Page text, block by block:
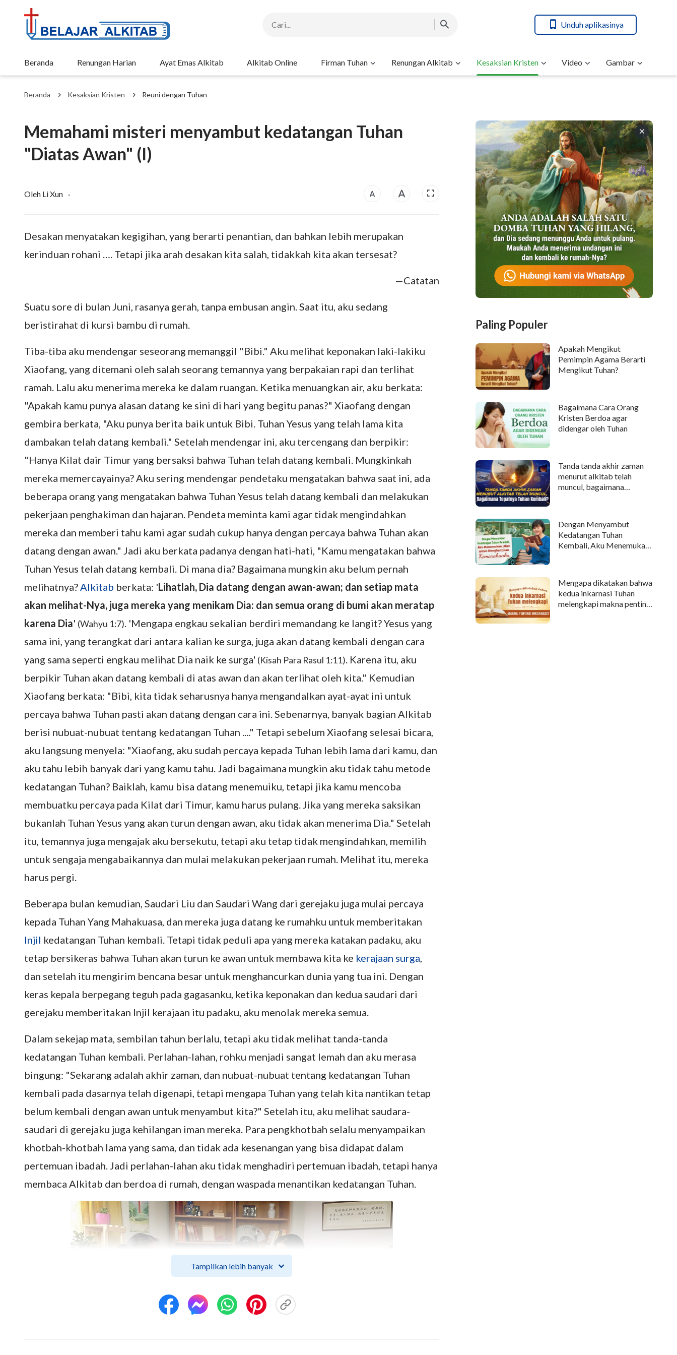
Unduh aplikasinya
Beranda Renungan Harian Ayat Emas Alkitab Alkitab Online Firman Tuhan Renungan Alkitab Kesaksian Kristen Video Gambar
Beranda Kesaksian Kristen Reuni dengan Tuhan
Memahami misteri menyambut kedatangan Tuhan
"Diatas Awan" (I)
Oleh Li Xun ·
Desakan menyatakan kegigihan, yang berarti penantian, dan bahkan lebih merupakan
kerinduan rohani …. Tetapi jika arah desakan kita salah, tidakkah kita akan tersesat?
—Catatan
Suatu sore di bulan Juni, rasanya gerah, tanpa embusan angin. Saat itu, aku sedang
beristirahat di kursi bambu di rumah.
Tiba-tiba aku mendengar seseorang memanggil "Bibi." Aku melihat keponakan laki-lakiku
Xiaofang, yang ditemani oleh salah seorang temannya yang berpakaian rapi dan terlihat
ramah. Lalu aku menerima mereka ke dalam ruangan. Ketika menuangkan air, aku berkata:
"Apakah kamu punya alasan datang ke sini di hari yang begitu panas?" Xiaofang dengan
gembira berkata, "Aku punya berita baik untuk Bibi. Tuhan Yesus yang telah lama kita
dambakan telah datang kembali." Setelah mendengar ini, aku tercengang dan berpikir:
"Hanya Kilat dair Timur yang bersaksi bahwa Tuhan telah datang kembali. Mungkinkah
mereka memercayainya? Aku sering mendengar pendetaku mengatakan bahwa saat ini, ada
beberapa orang yang mengatakan bahwa Tuhan Yesus telah datang kembali dan melakukan
pekerjaan penghakiman dan hajaran. Pendeta meminta kami agar tidak mengindahkan
mereka dan memberi tahu kami agar sudah cukup hanya dengan percaya bahwa Tuhan akan
datang dengan awan." Jadi aku berkata padanya dengan hati-hati, "Kamu mengatakan bahwa
Tuhan Yesus telah datang kembali. Di mana dia? Bagaimana mungkin aku belum pernah
melihatnya?Alkitab berkata: 'Lihatlah, Dia datang dengan awan-awan; dan setiap mata
akan melihat-Nya, juga mereka yang menikam Dia: dan semua orang di bumi akan meratap
karena Dia' (Wahyu 1:7). 'Mengapa engkau sekalian berdiri memandang ke langit? Yesus yang
sama ini, yang terangkat dari antara kalian ke surga, juga akan datang kembali dengan cara
yang sama seperti engkau melihat Dia naik ke surga' (Kisah Para Rasul 1:11). Karena itu, aku
berpikir Tuhan akan datang kembali di atas awan dan akan terlihat oleh kita." Kemudian
Xiaofang berkata: "Bibi, kita tidak seharusnya hanya mengandalkan ayat-ayat ini untuk
percaya bahwa Tuhan pasti akan datang dengan cara ini. Sebenarnya, banyak bagian Alkitab
berisi nubuat-nubuat tentang kedatangan Tuhan ...." Tetapi sebelum Xiaofang selesai bicara,
aku langsung menyela: "Xiaofang, aku sudah percaya kepada Tuhan lebih lama dari kamu, dan
aku tahu lebih banyak dari yang kamu tahu. Jadi bagaimana mungkin aku tidak tahu metode
kedatangan Tuhan? Baiklah, kamu bisa datang menemuiku, tetapi jika kamu mencoba
membuatku percaya pada Kilat dari Timur, kamu harus pulang. Jika yang mereka saksikan
bukanlah Tuhan Yesus yang akan turun dengan awan, aku tidak akan menerima Dia." Setelah
itu, temannya juga mengajak aku bersekutu, tetapi aku tetap tidak mengindahkan, memilih
untuk sengaja mengabaikannya dan mulai melakukan pekerjaan rumah. Melihat itu, mereka
harus pergi.
Beberapa bulan kemudian, Saudari Liu dan Saudari Wang dari gerejaku juga mulai percaya
kepada Tuhan Yang Mahakuasa, dan mereka juga datang ke rumahku untuk memberitakan
Injil kedatangan Tuhan kembali. Tetapi tidak peduli apa yang mereka katakan padaku, aku
tetap bersikeras bahwa Tuhan akan turun ke awan untuk membawa kita ke kerajaan surga,
dan setelah itu mengirim bencana besar untuk menghancurkan dunia yang tua ini. Dengan
keras kepala berpegang teguh pada gagasanku, ketika keponakan dan kedua saudari dari
gerejaku memberitakan Injil kerajaan itu padaku, aku menolak mereka semua.
Dalam sekejap mata, sembilan tahun berlalu, tetapi aku tidak melihat tanda-tanda
kedatangan Tuhan kembali. Perlahan-lahan, rohku menjadi sangat lemah dan aku merasa
bingung: "Sekarang adalah akhir zaman, dan nubuat-nubuat tentang kedatangan Tuhan
kembali pada dasarnya telah digenapi, tetapi mengapa Tuhan yang telah kita nantikan tetap
belum kembali dengan awan untuk menyambut kita?" Setelah itu, aku melihat saudara-
saudari di gerejaku juga kehilangan iman mereka. Para pengkhotbah selalu menyampaikan
khotbah-khotbah lama yang sama, dan tidak ada kesenangan yang bisa didapat dalam
pertemuan ibadah. Jadi perlahan-lahan aku tidak menghadiri pertemuan ibadah, tetapi hanya
membaca Alkitab dan berdoa di rumah, dengan waspada menantikan kedatangan Tuhan.
Tampilkan lebih banyak
Paling Populer
Apakah Mengikut
Pemimpin Agama Berarti
Mengikut Tuhan?
Bagaimana Cara Orang
Kristen Berdoa agar
didengar oleh Tuhan
Tanda tanda akhir zaman
menurut alkitab telah
muncul, bagaimana
Dengan Menyambut
Kedatangan Tuhan
Kembali, Aku Menemukan
Mengapa dikatakan bahwa
kedua inkarnasi Tuhan
melengkapi makna penting